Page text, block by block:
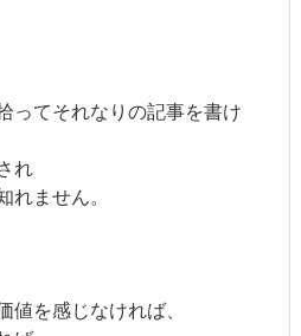
ってそれなりの記事を書け
れ
れません。
値を感じなければ、